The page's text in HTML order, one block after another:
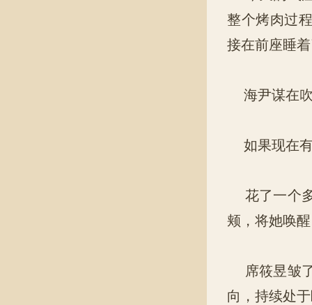
整个烤肉过
接在前座睡
海尹谋在
如果现在
花了一个
颊，将她唤
席筱昱皱
向，持续处